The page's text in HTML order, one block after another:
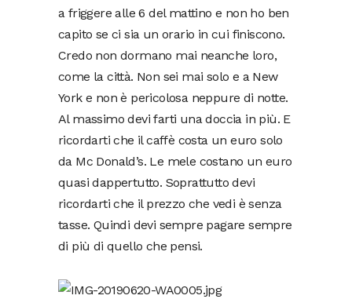
a friggere alle 6 del mattino e non ho ben
capito se ci sia un orario in cui finiscono.
Credo non dormano mai neanche loro,
come la città. Non sei mai solo e a New
York e non è pericolosa neppure di notte.
Al massimo devi farti una doccia in più. E
ricordarti che il caffè costa un euro solo
da Mc Donald’s. Le mele costano un euro
quasi dappertutto. Soprattutto devi
ricordarti che il prezzo che vedi è senza
tasse. Quindi devi sempre pagare sempre
di più di quello che pensi.